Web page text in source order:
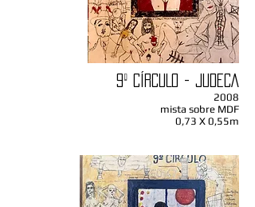
9º CÍRCULO - JUDECA
2008
mista sobre MDF
0,73 X 0,55m